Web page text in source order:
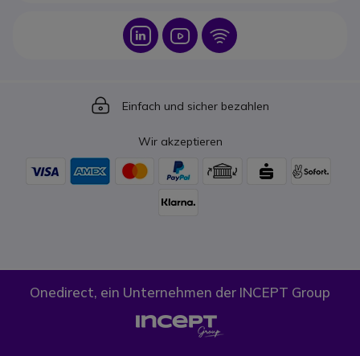
Icon Icon Icon
Icon
Einfach und sicher bezahlen
Wir akzeptieren
Onedirect, ein Unternehmen der INCEPT Group